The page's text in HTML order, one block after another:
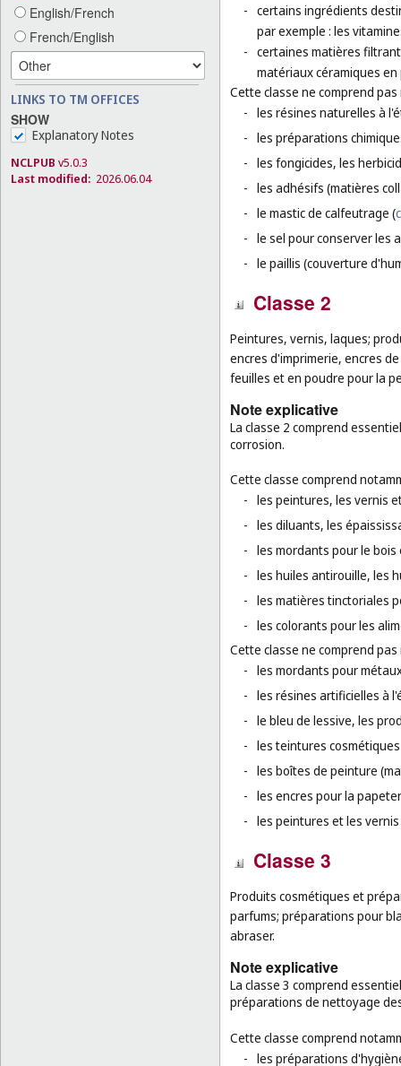
English/French
French/English
LINKS TO TM OFFICES
SHOW
Explanatory Notes
NCLPUB v5.0.3
Last modified: 2026.06.04
- certains ingrédients
par exemple : les
- certaines matières
matériaux céramiques
Cette classe ne comprend
- les résines naturelles à
- les préparations
- les fongicides, les
- les adhésifs (matières
- le mastic de calfeutrage (
- le sel pour conserver les
- le paillis (couverture
Classe 2
Peintures, vernis, laques;
encres d'imprimerie, encres
feuilles et en poudre pour la
Note explicative
La classe 2 comprend
corrosion.
Cette classe comprend
- les peintures, les vernis
- les diluants, les
- les mordants pour le bois
- les huiles antirouille, les
- les matières tinctoriales
- les colorants pour les
Cette classe ne comprend
- les mordants pour
- les résines artificielles à
- le bleu de lessive, les
- les teintures
- les boîtes de peinture
- les encres pour la
- les peintures et les
Classe 3
Produits cosmétiques et
parfums; préparations pour
abraser.
Note explicative
La classe 3 comprend
préparations de nettoyage
Cette classe comprend
- les préparations